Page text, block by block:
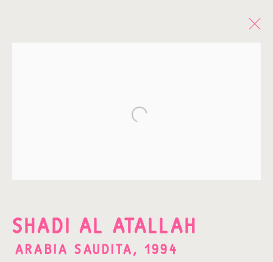
NEWSLETTER!
Nombre*
Open a larger version of the
SHADI AL ATALLAH
ARABIA SAUDITA,1994